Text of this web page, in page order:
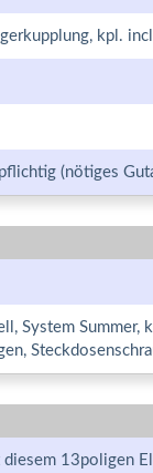
kpl.
(nötiges
System
diesem 13poligen